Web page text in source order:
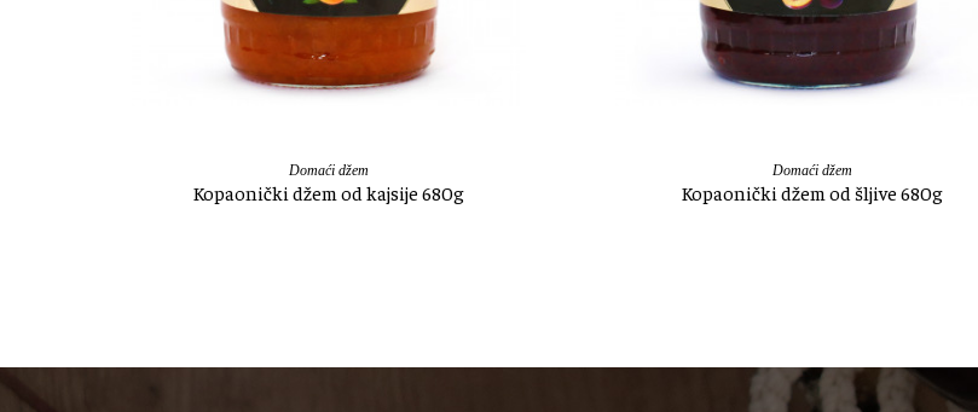
Domaći džem
Kopaonički džem od kajsije 680g
Domaći džem
Kopaonički džem od šljive 680g